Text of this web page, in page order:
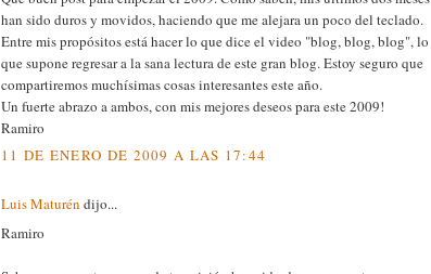
han sido duros y movidos, haciendo que me alejara un poco del teclado.
Entre mis propósitos está hacer lo que dice el video "blog, blog, blog", lo
que supone regresar a la sana lectura de este gran blog. Estoy seguro que
compartiremos muchísimas cosas interesantes este año.
Un fuerte abrazo a ambos, con mis mejores deseos para este 2009!
Ramiro
11 DE ENERO DE 2009 A LAS 17:44
Luis Maturén dijo...
Ramiro